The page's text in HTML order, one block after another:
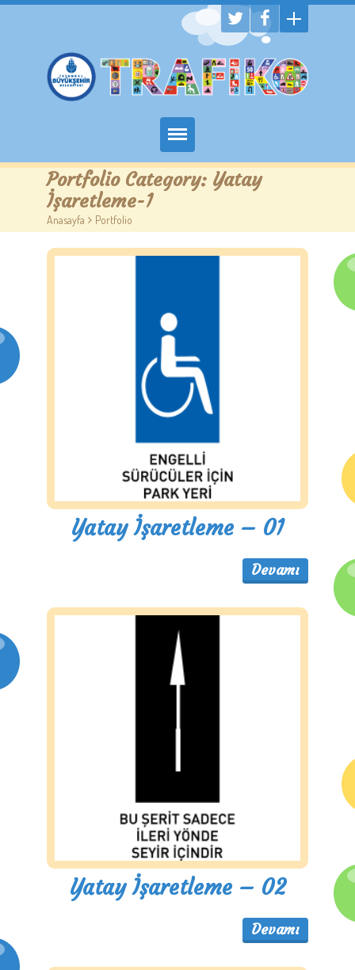
Hakkımızda
Randevu Al
Eğitim
Portfolio Category: Yatay
İşaretleme-1
Anasayfa > Portfolio
Yatay İşaretleme – 01
Devamı
Yatay İşaretleme – 02
Devamı